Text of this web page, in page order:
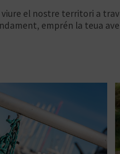
el nostre territori a
emprén la teua